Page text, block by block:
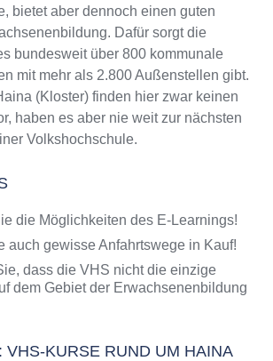
in Haina (Kloster)
Pro und Contra
als alternative Angebote zu
Inbegriff der Erwachsenenbildung
Netzwerk der
rund um Haina (Kloster)
der VHS
bietet aber dennoch einen guten
Dafür sorgt die
bundesweit über 800 kommunale
mit mehr als 2.800 Außenstellen gibt.
(Kloster) finden hier zwar keinen
haben es aber nie weit zur nächsten
Volkshochschule.
die Möglichkeiten des E-Learnings!
auch gewisse Anfahrtswege in Kauf!
dass die VHS nicht die einzige
dem Gebiet der Erwachsenenbildung
VHS-KURSE RUND UM HAINA